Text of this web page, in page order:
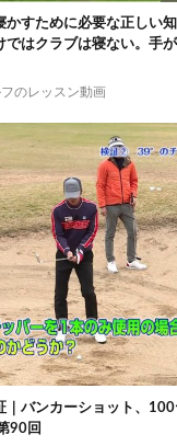
かすために必要な正しい
ではクラブは寝ない。手
のレッスン動画
｜バンカーショット、
90回